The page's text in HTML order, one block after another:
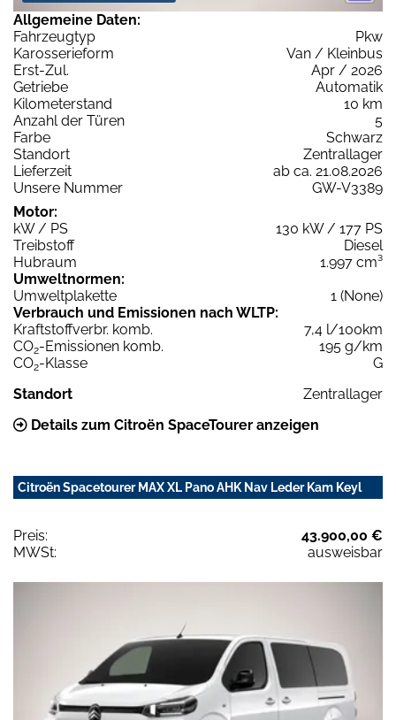
Allgemeine Daten:
Fahrzeugtyp
Pkw
Karosserieform
Van / Kleinbus
Erst-Zul.
Apr / 2026
Getriebe
Automatik
Kilometerstand
10 km
Anzahl der Türen
5
Farbe
Schwarz
Standort
Zentrallager
Lieferzeit
ab ca. 21.08.2026
Unsere Nummer
GW-V3389
Motor:
kW / PS
130 kW / 177 PS
Treibstoff
Diesel
Hubraum
1.997 cm³
Umweltnormen:
Umweltplakette
1 (None)
Verbrauch und Emissionen nach WLTP:
Kraftstoffverbr. komb.
7,4 l/100km
CO2-Emissionen komb.
195 g/km
CO2-Klasse
G
Standort
Zentrallager
Details zum Citroën SpaceTourer anzeigen
Citroën Spacetourer MAX XL Pano AHK Nav Leder Kam Keyl
Preis:
43.900,00 €
MWSt:
ausweisbar